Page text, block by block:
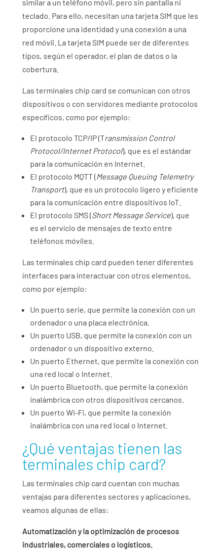
similar a un teléfono móvil, pero sin pantalla ni
teclado. Para ello, necesitan una tarjeta SIM que les
proporcione una identidad y una conexión a una
red móvil. La tarjeta SIM puede ser de diferentes
tipos, según el operador, el plan de datos o la
cobertura.
Las terminales chip card se comunican con otros
dispositivos o con servidores mediante protocolos
específicos, como por ejemplo:
El protocolo TCP/IP (Transmission Control
Protocol/Internet Protocol), que es el estándar
para la comunicación en Internet.
El protocolo MQTT (Message Queuing Telemetry
Transport), que es un protocolo ligero y eficiente
para la comunicación entre dispositivos IoT.
El protocolo SMS (Short Message Service), que
es el servicio de mensajes de texto entre
teléfonos móviles.
Las terminales chip card pueden tener diferentes
interfaces para interactuar con otros elementos,
como por ejemplo:
Un puerto serie, que permite la conexión con un
ordenador o una placa electrónica.
Un puerto USB, que permite la conexión con un
ordenador o un dispositivo externo.
Un puerto Ethernet, que permite la conexión con
una red local o Internet.
Un puerto Bluetooth, que permite la conexión
inalámbrica con otros dispositivos cercanos.
Un puerto Wi-Fi, que permite la conexión
inalámbrica con una red local o Internet.
¿Qué ventajas tienen las
terminales chip card?
Las terminales chip card cuentan con muchas
ventajas para diferentes sectores y aplicaciones,
veamos algunas de ellas:
Automatización y la optimización de procesos
industriales, comerciales o logísticos.